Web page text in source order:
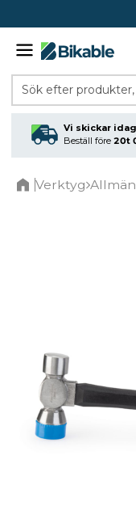
Sök efter
Vi skickar idag
Beställ före 20t
Verktyg